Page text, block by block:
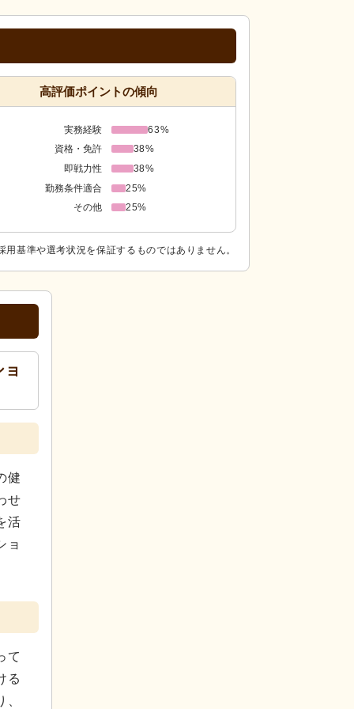
高評価ポイントの傾向
実務経験
63%
資格・免許
38%
即戦力性
38%
勤務条件適合
25%
その他
25%
基準や選考状況を保証するものではありません。
健
せ
活
ョ
て
る